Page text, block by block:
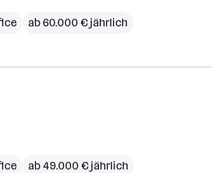
ab 60.000 € jährlich
ab 49.000 € jährlich